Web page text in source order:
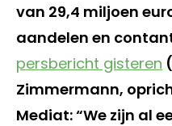
van 29,4 miljoen
aandelen en
persbericht gisteren
Zimmermann,
Mediat: “We zijn al